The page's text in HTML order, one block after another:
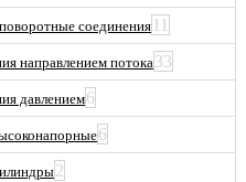
соединения11
направлением потока33
давлением6
6
2